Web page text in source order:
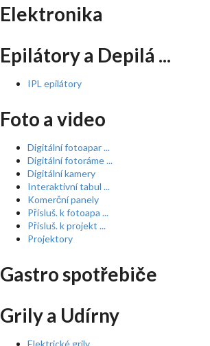
Elektronika
Epilátory a Depilá ...
IPL epilátory
Foto a video
Digitální fotoapar ...
Digitální fotoráme ...
Digitální kamery
Interaktivní tabul ...
Komerční panely
Přísluš. k fotoapa ...
Přísluš. k projekt ...
Projektory
Gastro spotřebiče
Grily a Udírny
Elektrické grily